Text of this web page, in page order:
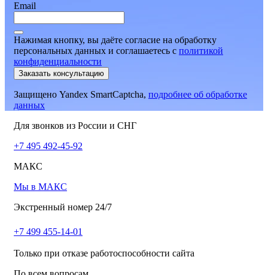
Email
Нажимая кнопку, вы даёте согласие на обработку
персональных данных и соглашаетесь c политикой
конфиденциальности
Заказать консультацию
Защищено Yandex SmartCaptcha, подробнее об обработке
данных
Для звонков из России и СНГ
+7 495 492-45-92
МАКС
Мы в МАКС
Экстренный номер 24/7
+7 499 455-14-01
Только при отказе работоспособности сайта